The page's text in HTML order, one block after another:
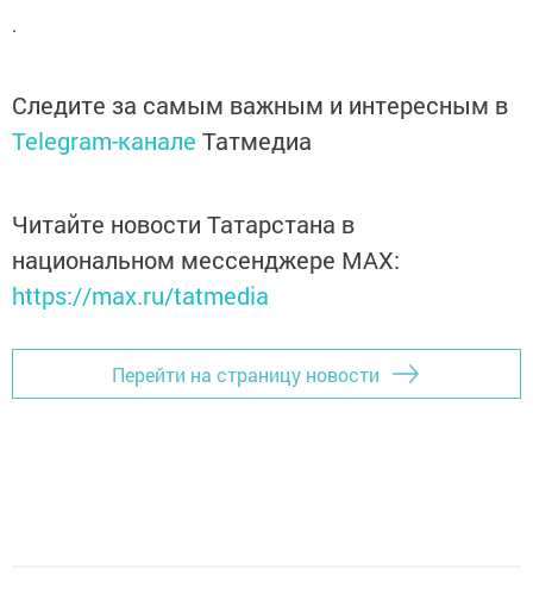
.
Следите за самым важным и интересным в
Telegram-канале Татмедиа
Читайте новости Татарстана в
национальном мессенджере MАХ:
https://max.ru/tatmedia
Перейти на страницу новости